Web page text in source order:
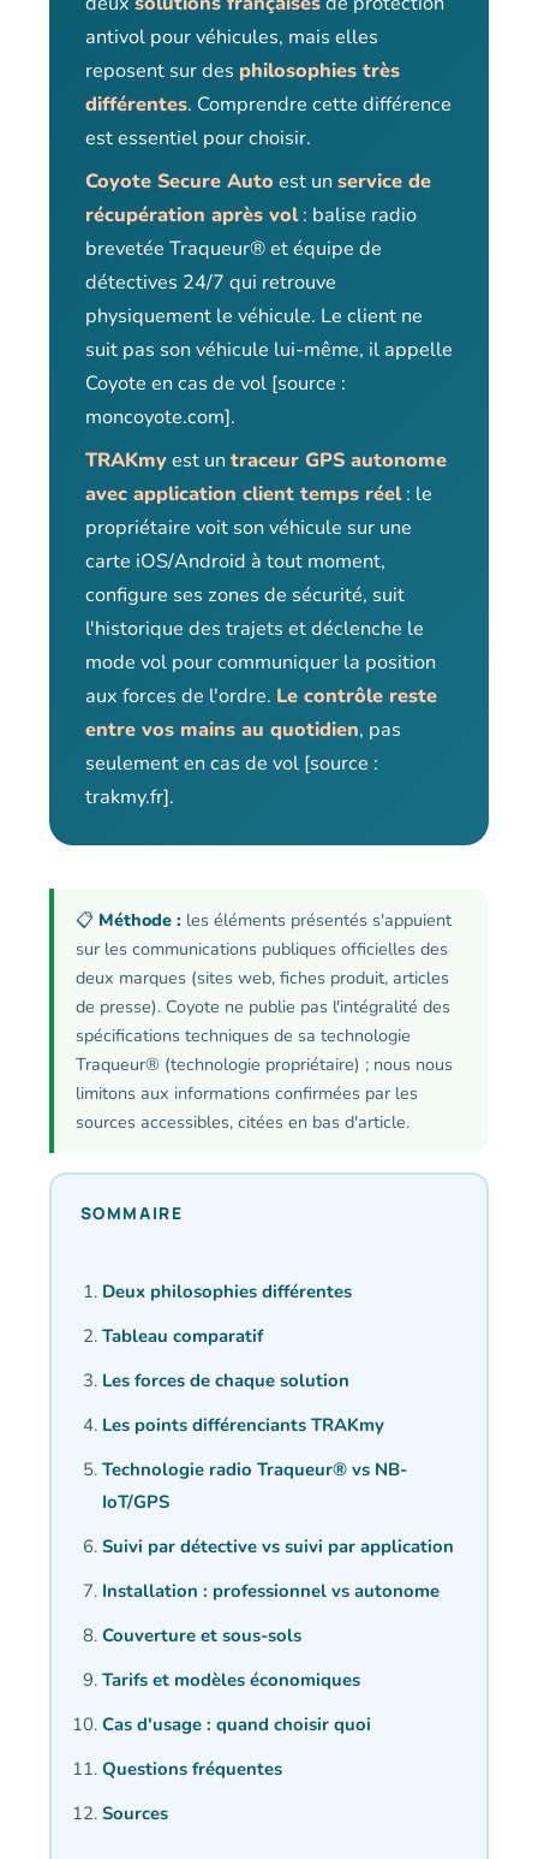
antivol pour véhicules, mais elles
reposent sur des philosophies très
différentes. Comprendre cette différence
est essentiel pour choisir.
Coyote Secure Auto est un service de
récupération après vol: balise radio
brevetée Traqueur® et équipe de
détectives 24/7 qui retrouve
physiquement le véhicule. Le client ne
suit pas son véhicule lui-même, il appelle
Coyote en cas de vol [source :
moncoyote.com].
TRAKmyest un traceur GPS autonome
avec application client temps réel: le
propriétaire voit son véhicule sur une
carte iOS/Android à tout moment,
configure ses zones de sécurité, suit
l'historique des trajets et déclenche le
mode vol pour communiquer la position
aux forces de l'ordre. Le contrôle reste
entre vos mains au quotidien, pas
seulement en cas de vol [source :
trakmy.fr].
📋 Méthode : les éléments présentés s'appuient
sur les communications publiques officielles des
deux marques (sites web, fiches produit, articles
de presse). Coyote ne publie pas l'intégralité des
spécifications techniques de sa technologie
Traqueur® (technologie propriétaire) ; nous nous
limitons aux informations confirmées par les
sources accessibles, citées en bas d'article.
SOMMAIRE
Deux philosophies différentes
Tableau comparatif
Les forces de chaque solution
Les points différenciants TRAKmy
Technologie radio Traqueur® vs NB-
IoT/GPS
Suivi par détective vs suivi par application
Installation : professionnel vs autonome
Couverture et sous-sols
Tarifs et modèles économiques
Cas d'usage : quand choisir quoi
Questions fréquentes
Sources